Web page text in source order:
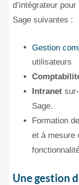
d’intégrateur
Sage suivantes :
Gestion
utilisateurs
Intranet
Sage.
Formation
et à mesure
Une gestion